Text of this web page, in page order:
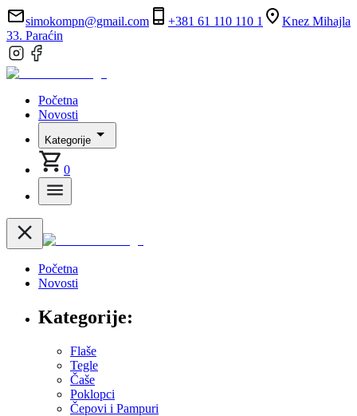
simokompn@gmail.com +381 61 110 110 1
Knez Mihajla
33. Paraćin
Početna
Novosti
Kategorije
0
Početna
Novosti
Kategorije:
Flaše
Tegle
Čaše
Poklopci
Čepovi i Pampuri